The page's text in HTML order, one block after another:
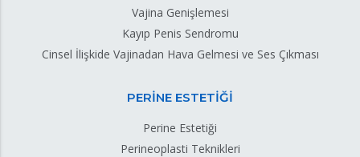
Vajina Genişlemesi
Kayıp Penis Sendromu
Cinsel İlişkide Vajinadan Hava Gelmesi ve Ses Çıkması
PERİNE ESTETİĞİ
Perine Estetiği
Perineoplasti Teknikleri